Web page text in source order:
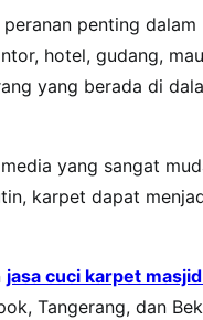
a
r
p
M
a
i
d
penting
hotel, gudang,
yang berada di
yang sangat
karpet dapat
jasa cuci karpet
Tangerang, dan